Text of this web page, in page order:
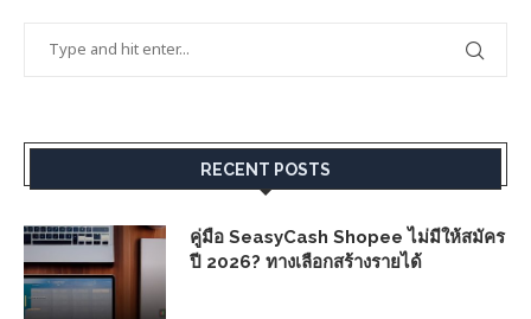
RECENT POSTS
คู่มือ SeasyCash Shopee ไม่มีให้สมัคร
ปี 2026? ทางเลือกสร้างรายได้